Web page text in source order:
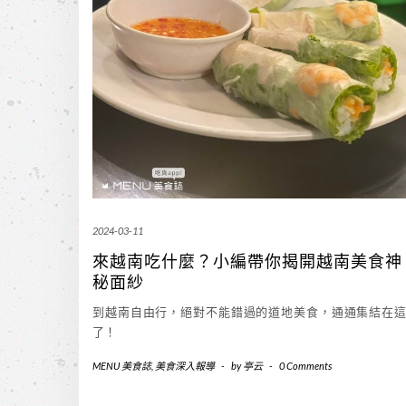
2024-03-11
來越南吃什麼？小編帶你揭開越南美食神
秘面紗
到越南自由行，絕對不能錯過的道地美食，通通集結在
了！
MENU 美食誌, 美食深入報導 - by亭云 - 0 Comments